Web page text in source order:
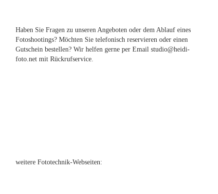
Haben Sie Fragen zu unseren Angeboten oder dem Ablauf eines
Fotoshootings? Möchten Sie telefonisch reservieren oder einen
Gutschein bestellen? Wir helfen gerne per Email studio@heidi-
foto.net mit Rückrufservice.
weitere Fototechnik-Webseiten: